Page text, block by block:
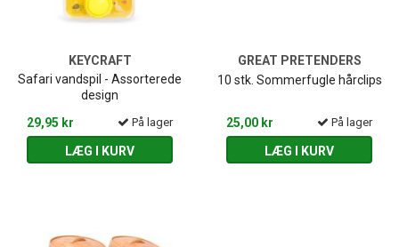
KEYCRAFT
Safari vandspil - Assorterede
design
29,95 kr
På lager
LÆG I KURV
GREAT PRETENDERS
10 stk. Sommerfugle hårclips
25,00 kr På lager
LÆG I KURV